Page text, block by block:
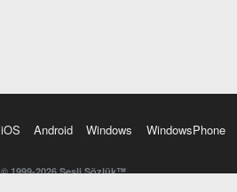
iOS Android Windows WindowsPhone
© 1999-2026 Sesli Sözlük™